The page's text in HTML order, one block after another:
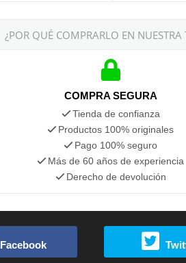
¿POR QUÉ COMPRARLO EN NUESTRA
COMPRA SEGURA
Tienda de confianza
Productos 100% originales
Pago 100% seguro
Más de 60 años de experiencia
Derecho de devolución
Facebook